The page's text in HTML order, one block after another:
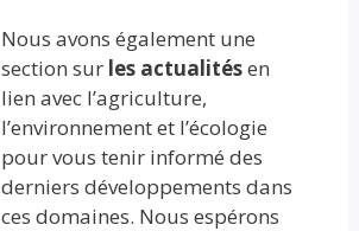
Nous avons également une
section sur les actualitésen
lien avec l’agriculture,
l’environnement et l’écologie
pour vous tenir informé des
derniers développements dans
ces domaines. Nous espérons